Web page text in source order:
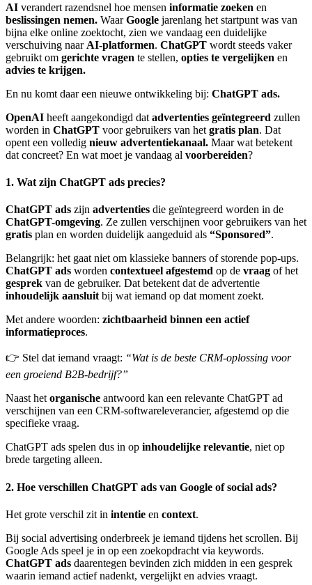
AI verandert razendsnel hoe mensen informatie zoeken en
beslissingen nemen. WaarGoogle jarenlang het startpunt was van
bijna elke online zoektocht, zien we vandaag een duidelijke
verschuiving naar AI-platformen. ChatGPT wordt steeds vaker
gebruikt om gerichte vragen te stellen, opties te vergelijken en
advies te krijgen.
En nu komt daar een nieuwe ontwikkeling bij: ChatGPT ads.
OpenAI heeft aangekondigd dat advertenties geïntegreerd zullen
worden in ChatGPT voor gebruikers van het gratis plan. Dat
opent een volledig nieuw advertentiekanaal. Maar wat betekent
dat concreet? En wat moet je vandaag al voorbereiden?
1. Wat zijn ChatGPT ads precies?
ChatGPT ads zijn advertenties die geïntegreerd worden in de
ChatGPT-omgeving. Ze zullen verschijnen voor gebruikers van het
gratis plan en worden duidelijk aangeduid als “Sponsored”.
Belangrijk: het gaat niet om klassieke banners of storende pop-ups.
ChatGPT ads worden contextueel afgestemd op de vraag of het
gesprek van de gebruiker. Dat betekent dat de advertentie
inhoudelijk aansluit bij wat iemand op dat moment zoekt.
Met andere woorden: zichtbaarheid binnen een actief
informatieproces.
👉 Stel dat iemand vraagt: “Wat is de beste CRM-oplossing voor
een groeiend B2B-bedrijf?”
Naast het organische antwoord kan een relevante ChatGPT ad
verschijnen van een CRM-softwareleverancier, afgestemd op die
specifieke vraag.
ChatGPT ads spelen dus in op inhoudelijke relevantie, niet op
brede targeting alleen.
2. Hoe verschillen ChatGPT ads van Google of social ads?
Het grote verschil zit in intentie en context.
Bij social advertising onderbreek je iemand tijdens het scrollen. Bij
Google Ads speel je in op een zoekopdracht via keywords.
ChatGPT ads daarentegen bevinden zich midden in een gesprek
waarin iemand actief nadenkt, vergelijkt en advies vraagt.